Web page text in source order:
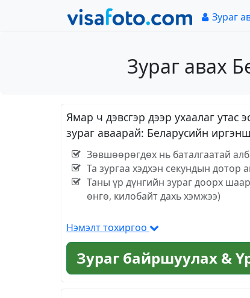
Зураг
Зураг авах
Ямар ч дэвсгэр дээр ухаалаг
зураг аваарай: Беларусийн
Зөвшөөрөгдөх нь баталгаатай
Та зургаа хэдхэн секундын дотор
Таны үр дүнгийн зураг доорх
өнгө, килобайт дахь хэмжээ)
Нэмэлт тохиргоо
Зураг байршуулах &